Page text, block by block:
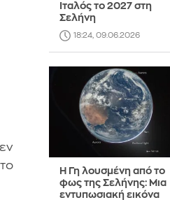
Ιταλός το 2027 στη
Σελήνη
18:24, 09.06.2026
Η Γη λουσμένη από το
φως της Σελήνης: Μια
εντυπωσιακή εικόνα